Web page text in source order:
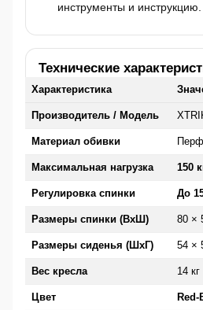
инструменты и инструкцию.
Технические
Характеристика
Производитель / Модель
Материал обивки
Максимальная нагрузка 150
Регулировка спинки До
Размеры спинки (ВхШ) 80 ×
Размеры сиденья (ШхГ) 54 ×
Вес кресла 14 кг
Цвет